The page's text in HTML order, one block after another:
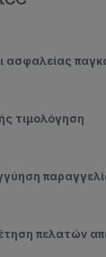
ασφαλείας
τιμολόγηση
πελατών